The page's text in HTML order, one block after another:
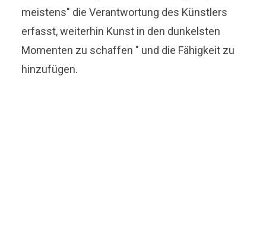
meistens" die Verantwortung des Künstlers
erfasst, weiterhin Kunst in den dunkelsten
Momenten zu schaffen " und die Fähigkeit zu
hinzufügen.